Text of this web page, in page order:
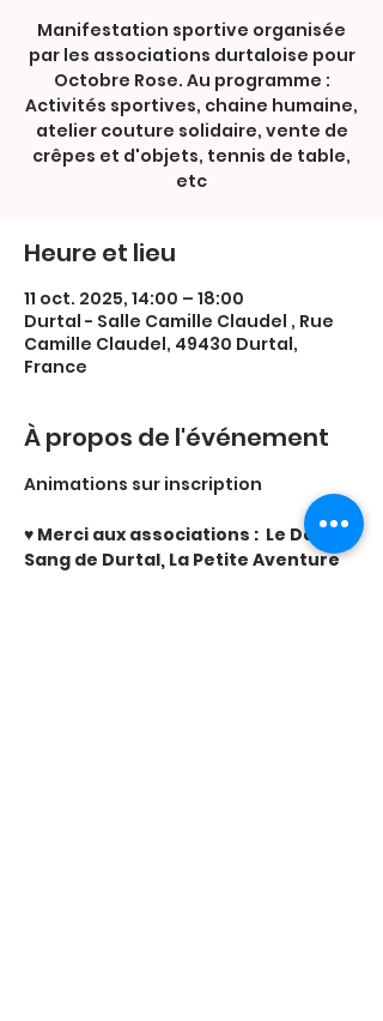
Manifestation sportive organisée
par les associations durtaloise pour
Octobre Rose. Au programme :
Activités sportives, chaine humaine,
atelier couture solidaire, vente de
crêpes et d'objets, tennis de table,
etc
Heure et lieu
11 oct. 2025, 14:00 – 18:00
Durtal - Salle Camille Claudel , Rue
Camille Claudel, 49430 Durtal,
France
À propos de l'événement
Animations sur inscription
♥️ Merci aux associations :  Le Don du
Sang de Durtal, La Petite Aventure